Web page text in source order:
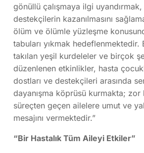
gönüllü çalışmaya ilgi
destekçilerin kazanılmasını
ölüm ve ölümle yüzleşme
tabuları yıkmak hedeflenmektedir.
takılan yeşil kurdeleler ve birçok
düzenlenen etkinlikler, hasta
dostları ve destekçileri arasında
dayanışma köprüsü kurmakta; zor
süreçten geçen ailelere umut ve
mesajını vermektedir.”
“Bir Hastalık Tüm Aileyi Etkiler”